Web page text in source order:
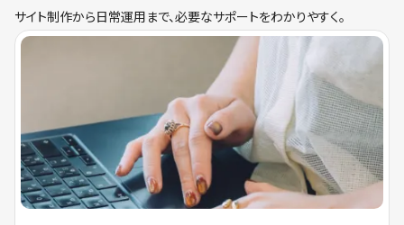
サイト制作から日常運用まで、必要なサポートをわかりやすく。